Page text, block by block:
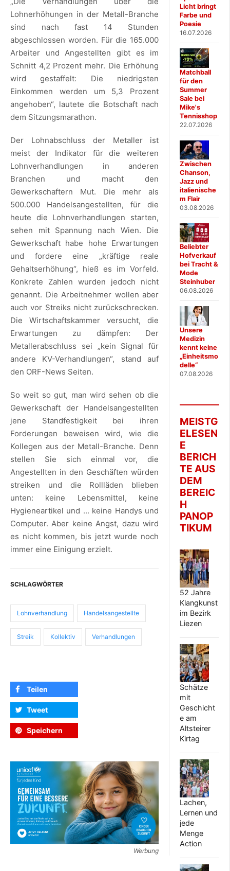
Lohnerhöhungen in der Metall-Branche
sind nach fast 14 Stunden
abgeschlossen worden. Für die 165.000
Arbeiter und Angestellten gibt es im
Schnitt 4,2 Prozent mehr. Die Erhöhung
wird gestaffelt: Die niedrigsten
Einkommen werden um 5,3 Prozent
angehoben“, lautete die Botschaft nach
dem Sitzungsmarathon.
Der Lohnabschluss der Metaller ist
meist der Indikator für die weiteren
Lohnverhandlungen in anderen
Branchen und macht den
Gewerkschaftern Mut. Die mehr als
500.000 Handelsangestellten, für die
heute die Lohnverhandlungen starten,
sehen mit Spannung nach Wien. Die
Gewerkschaft habe hohe Erwartungen
und fordere eine „kräftige reale
Gehaltserhöhung“, hieß es im Vorfeld.
Konkrete Zahlen wurden jedoch nicht
genannt. Die Arbeitnehmer wollen aber
auch vor Streiks nicht zurückschrecken.
Die Wirtschaftskammer versucht, die
Erwartungen zu dämpfen: Der
Metallerabschluss sei „kein Signal für
andere KV-Verhandlungen“, stand auf
den ORF-News Seiten.
So weit so gut, man wird sehen ob die
Gewerkschaft der Handelsangestellten
jene Standfestigkeit bei ihren
Forderungen beweisen wird, wie die
Kollegen aus der Metall-Branche. Denn
stellen Sie sich einmal vor, die
Angestellten in den Geschäften würden
streiken und die Rollläden blieben
unten: keine Lebensmittel, keine
Hygieneartikel und ... keine Handys und
Computer. Aber keine Angst, dazu wird
es nicht kommen, bis jetzt wurde noch
immer eine Einigung erzielt.
SCHLAGWÖRTER
Lohnverhandlung Handelsangestellte
Streik Kollektiv Verhandlungen
Teilen
Tweet
Speichern
Werbung
Licht bringt
Farbe und
Poesie
16.07.2026
Matchball
für den
Summer
Sale bei
Mike's
Tennisshop
22.07.2026
Zwischen
Chanson,
Jazz und
italienische
m Flair
03.08.2026
Beliebter
Hofverkauf
bei Tracht &
Mode
Steinhuber
06.08.2026
Unsere
Medizin
kennt keine
„Einheitsmo
delle“
07.08.2026
MEISTG
ELESEN
E
BERICH
TE AUS
DEM
BEREIC
H
PANOP
TIKUM
52 Jahre
Klangkunst
im Bezirk
Liezen
Schätze
mit
Geschicht
e am
Altsteirer
Kirtag
Lachen,
Lernen und
jede
Menge
Action